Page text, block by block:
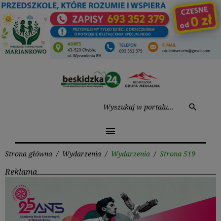
Przejdź
do
treści
search
menu
Strona główna / Wydarzenia / Wydarzenia / Strona 519
Reklama